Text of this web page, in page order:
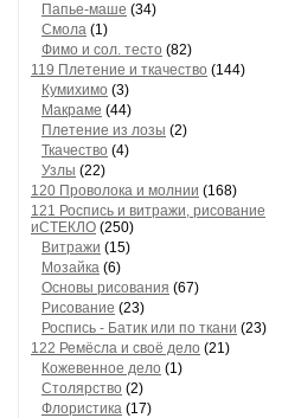
Папье-маше (34)
Смола (1)
Фимо и сол. тесто (82)
119 Плетение и ткачество (144)
Кумихимо (3)
Макраме (44)
Плетение из лозы (2)
Ткачество (4)
Узлы (22)
120 Проволока и молнии (168)
121 Роспись и витражи, рисование
иСТЕКЛО (250)
Витражи (15)
Мозайка (6)
Основы рисования (67)
Рисование (23)
Роспись - Батик или по ткани (23)
122 Ремёсла и своё дело (21)
Кожевенное дело (1)
Столярство (2)
Флористика (17)